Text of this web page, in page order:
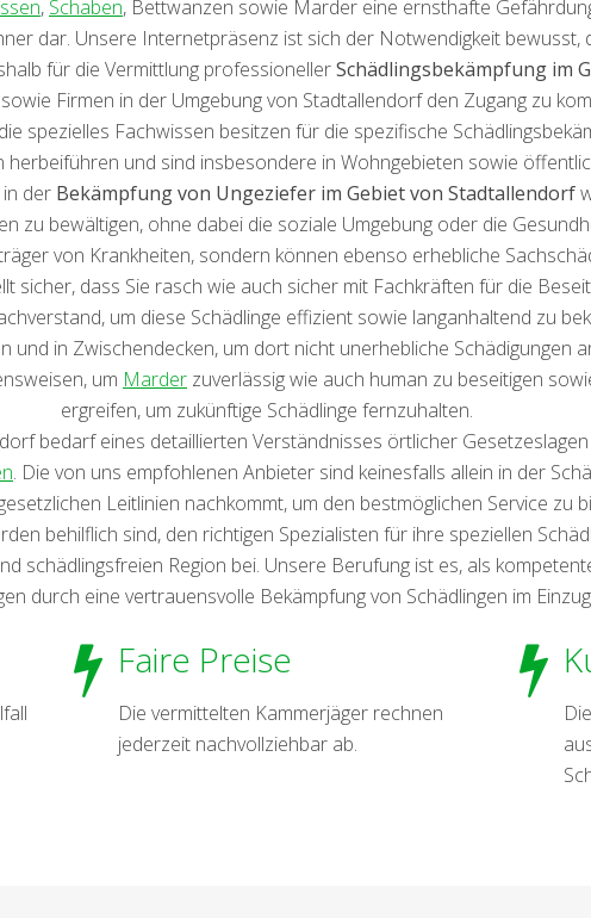
, Schaben, Bettwanzen sowie Marder eine ernsthafte
dar. Unsere Internetpräsenz ist sich der Notwendigkeit bewusst,
für die Vermittlung professionellerSchädlingsbekämpfung im
Firmen in der Umgebung von Stadtallendorf den Zugang zu
spezielles Fachwissen besitzen für die spezifische
und sind insbesondere in Wohngebieten sowie
der Bekämpfung von Ungeziefer im Gebiet von Stadtallendorf
zu bewältigen, ohne dabei die soziale Umgebung oder die
von Krankheiten, sondern können ebenso erhebliche
sicher, dass Sie rasch wie auch sicher mit Fachkräften für die
um diese Schädlinge effizient sowie langanhaltend zu
und in Zwischendecken, um dort nicht unerhebliche Schädigungen
um Marder zuverlässig wie auch human zu beseitigen
ergreifen, um zukünftige Schädlinge fernzuhalten.
bedarf eines detaillierten Verständnisses örtlicher
. Die von uns empfohlenen Anbieter sind keinesfalls allein in der
Leitlinien nachkommt, um den bestmöglichen Service zu
behilflich sind, den richtigen Spezialisten für ihre speziellen
schädlingsfreien Region bei. Unsere Berufung ist es, als
durch eine vertrauensvolle Bekämpfung von Schädlingen im
Faire Preise
Die vermittelten Kammerjäger rechnen
jederzeit nachvollziehbar ab.